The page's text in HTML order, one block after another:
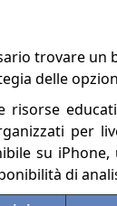
trovare
delle
per
su
di